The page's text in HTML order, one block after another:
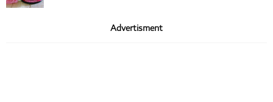
Advertisment